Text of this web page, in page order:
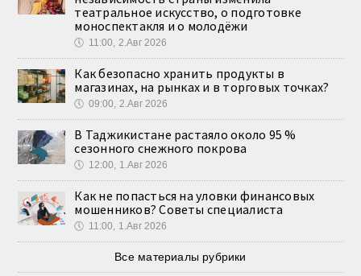
театральное искусство, о подготовке
моноспектакля и о молодёжи
🕔 11:00, 2.Авг 2026
Как безопасно хранить продукты в
магазинах, на рынках и в торговых точках?
🕔 09:00, 2.Авг 2026
В Таджикистане растаяло около 95 %
сезонного снежного покрова
🕔 12:00, 1.Авг 2026
Как не попасться на уловки финансовых
мошенников? Советы специалиста
🕔 11:00, 1.Авг 2026
Все материалы рубрики